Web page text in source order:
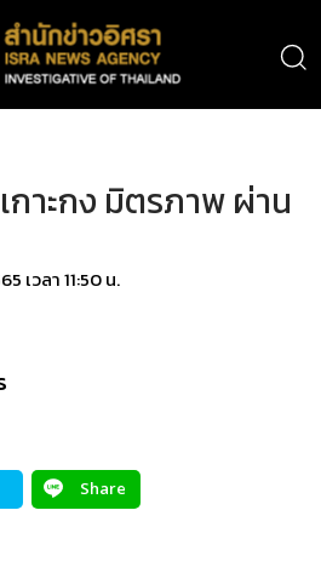
กาะกง มิตรภาพ ผ่าน
เวลา 11:50 น.
Share